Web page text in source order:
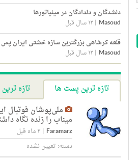
دلشدگان و دلدادگان در مینیاتورها
Masoud
|۱۲ سال قبل
قلعه کرشاهی بزرگترین سازه‌ خشتی ایران پس
Masoud
|۱۲ سال قبل
تازه ترین پست ها
تازه
ملی‌پوشان فوتبال
میناب را زنده نگاه
Faramarz
| ۴ ماه قبل
دسته: تعیین نشده